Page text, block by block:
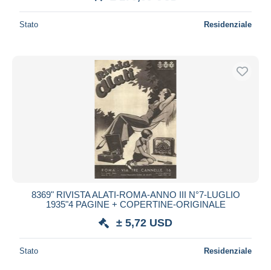
Stato Residenziale
8369" RIVISTA ALATI-ROMA-ANNO III N°7-LUGLIO
1935"4 PAGINE + COPERTINE-ORIGINALE
± 5,72 USD
Stato Residenziale